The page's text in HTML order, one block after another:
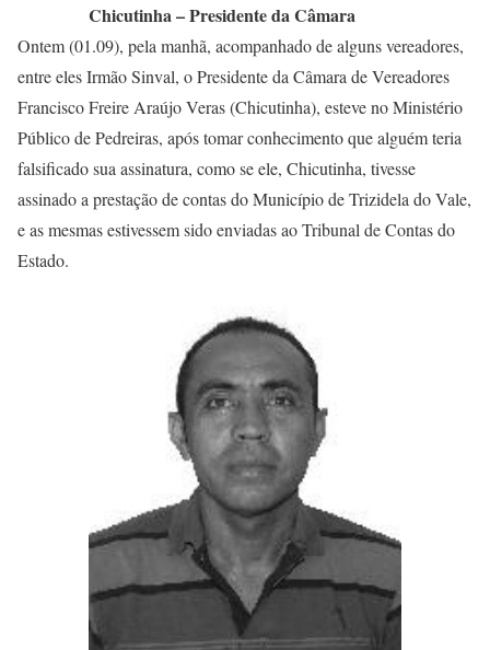
Chicutinha – Presidente da Câmara
Ontem (01.09), pela manhã, acompanhado de alguns vereadores,
entre eles Irmão Sinval, o Presidente da Câmara de Vereadores
Francisco Freire Araújo Veras (Chicutinha), esteve no Ministério
Público de Pedreiras, após tomar conhecimento que alguém teria
falsificado sua assinatura, como se ele, Chicutinha, tivesse
assinado a prestação de contas do Município de Trizidela do Vale,
e as mesmas estivessem sido enviadas ao Tribunal de Contas do
Estado.